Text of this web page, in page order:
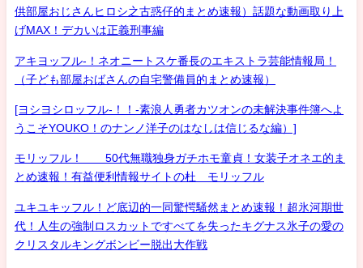
供部屋おじさんヒロシ之古惑仔的まとめ速報）話題な動画取り上
げMAX！デカいは正義刑事編
アキヨッフル-！ネオニートスケ番長のエキストラ芸能情報局！
（子ども部屋おばさんの自宅警備員的まとめ速報）
[ヨシヨシロッフル-！！-素浪人勇者カツオンの未解決事件簿へよ
うこそYOUKO！のナンノ洋子のはなしは信じるな編）]
モリッフル！ 50代無職独身ガチホモ童貞！女装子オネエ的ま
とめ速報！有益便利情報サイトの杜 モリッフル
ユキユキッフル！ど底辺的一同驚愕騒然まとめ速報！超氷河期世
代！人生の強制ロスカットですべてを失ったキグナス氷子の愛の
クリスタルキングボンビー脱出大作戦